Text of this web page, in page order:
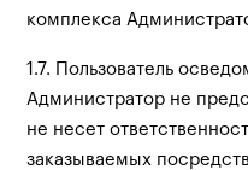
комплекса
1.7. Пользователь
Администратор не
не несет
заказываемых